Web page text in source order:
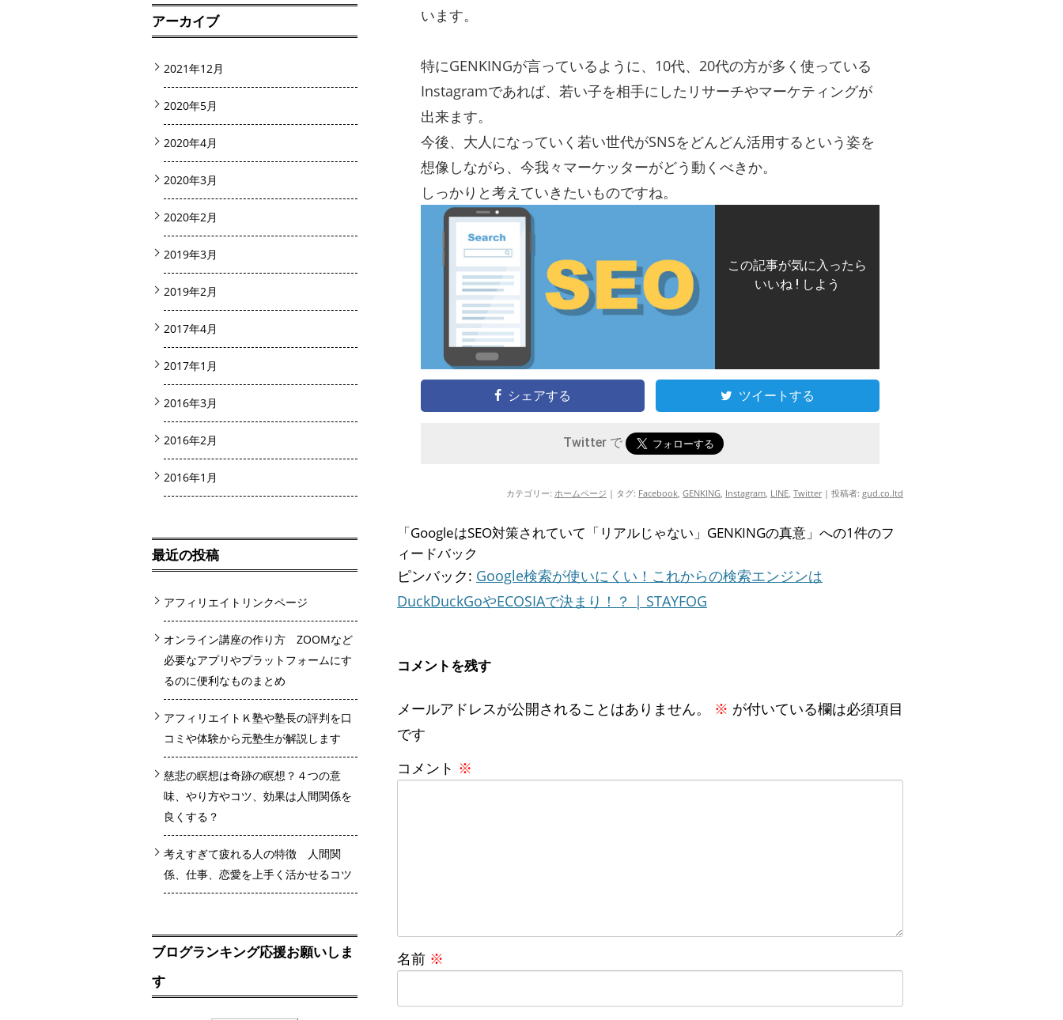
います。
特にGENKINGが言っているように、10代、20代の方が多く使っている
Instagramであれば、若い子を相手にしたリサーチやマーケティングが
出来ます。
今後、大人になっていく若い世代がSNSをどんどん活用するという姿を
想像しながら、今我々マーケッターがどう動くべきか。
しっかりと考えていきたいものですね。
この記事が気に入ったら
いいね ! しよう
シェアする ツイートする
Twitter で
カテゴリー: ホームページ | タグ: Facebook GENKING Instagram LINE Twitter| 投稿者: gud.co.ltd
「GoogleはSEO対策されていて「リアルじゃない」GENKINGの真意 」への1件のフ
ィードバック
ピンバック: Google検索が使いにくい！これからの検索エンジンは
DuckDuckGoやECOSIAで決まり！？ | STAYFOG
コメントを残す
メールアドレスが公開されることはありません。 ※ が付いている欄は必須項目
です
コメント ※
名前 ※
アーカイブ
2021年12月
2020年5月
2020年4月
2020年3月
2020年2月
2019年3月
2019年2月
2017年4月
2017年1月
2016年3月
2016年2月
2016年1月
最近の投稿
アフィリエイトリンクページ
オンライン講座の作り方 ZOOMなど
必要なアプリやプラットフォームにす
るのに便利なものまとめ
アフィリエイトＫ塾や塾長の評判を口
コミや体験から元塾生が解説します
慈悲の瞑想は奇跡の瞑想？４つの意
味、やり方やコツ、効果は人間関係を
良くする？
考えすぎて疲れる人の特徴 人間関
係、仕事、恋愛を上手く活かせるコツ
ブログランキング応援お願いしま
す